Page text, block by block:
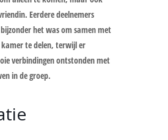
Eerdere deelnemers
het was om samen met
kamer te delen, terwijl er
verbindingen ontstonden met
in de groep.